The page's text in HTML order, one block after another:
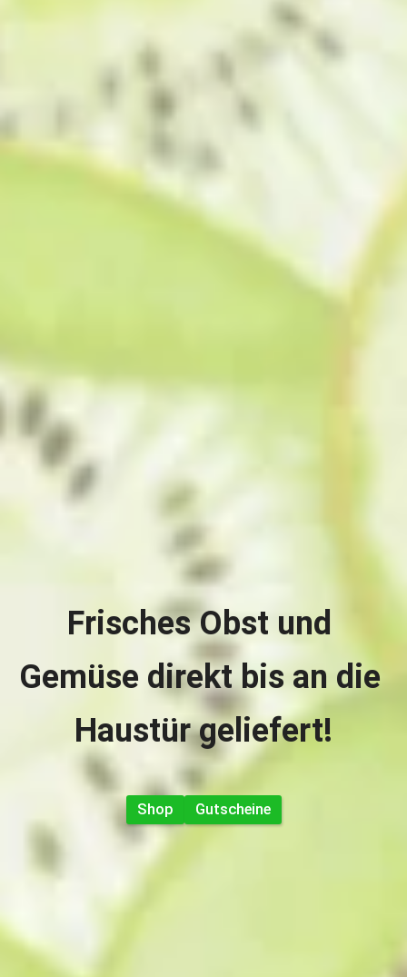
Frisches Obst und
Gemüse direkt bis an die
Haustür geliefert!
Shop Gutscheine